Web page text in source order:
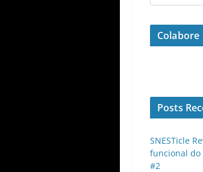
Colabore
Posts
SNESTicle
funcional do
#2